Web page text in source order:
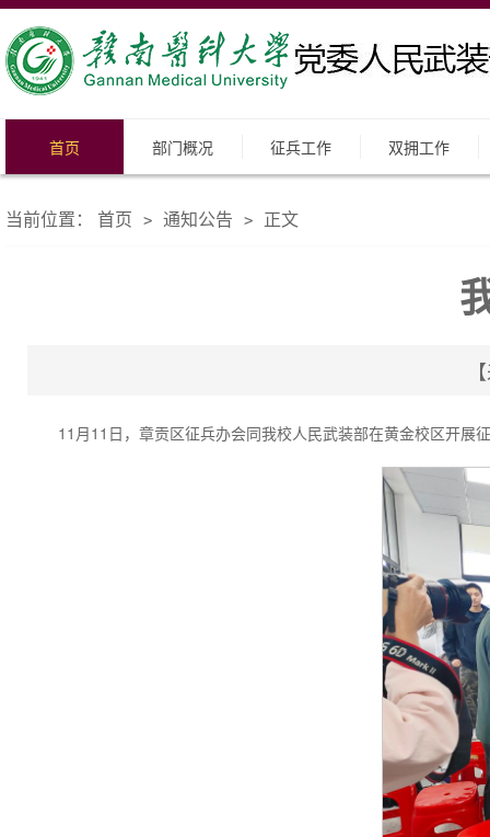
首页 部门概况 征兵工作 双拥工作
当前位置： 首页 > 通知公告 > 正文
11月11日，章贡区征兵办会同我校人民武装部在黄金校区开展